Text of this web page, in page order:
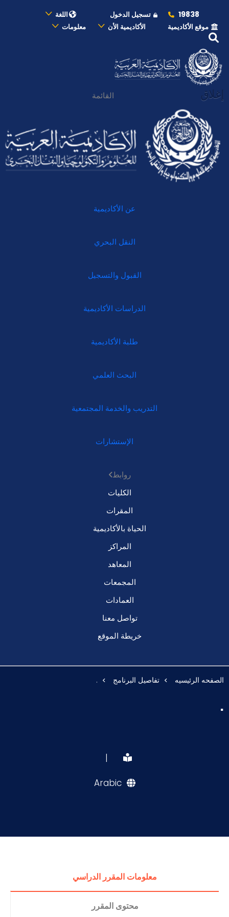
19838 تسجيل الدخول
اللغة
موقع الأكاديمية
الأكاديمية الأن معلومات
إغلاق القائمة
عن الأكاديمية
النقل البحري
القبول والتسجيل
الدراسات الأكاديمية
طلبة الأكاديمية
البحث العلمي
التدريب والخدمة المجتمعية
الإستشارات
روابط
الكليات
المقرات
الحياة بالأكاديمية
المراكز
المعاهد
المجمعات
العمادات
تواصل معنا
خريطة الموقع
الصفحه الرئيسيه تفاصيل البرنامج .
.
|
Arabic
معلومات المقرر الدراسي
محتوى المقرر